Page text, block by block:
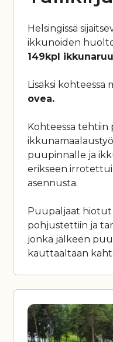
Helsingissä
ikkunoiden
149kpl
Lisäksi kohteessa
ovea.
Kohteessa tehtiin
puupinnalle ja
erikseen
asennusta.
Puupaljaat
pohjustettiin ja
jonka jälkeen
kauttaaltaan